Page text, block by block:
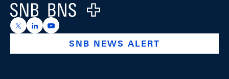
Logo
https://x.com/snb_bns
https://ch.linkedin.com/company/swiss-national-
https://www.youtube.com/@swissnationalbank
SNB NEWS ALERT